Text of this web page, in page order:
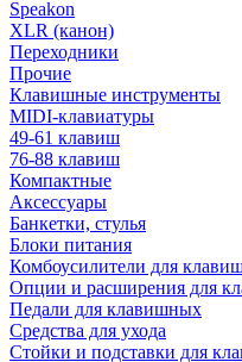
Speakon
XLR (канон)
Переходники
Прочие
Клавишные инструменты
MIDI-клавиатуры
49-61 клавиш
76-88 клавиш
Компактные
Аксессуары
Банкетки, стулья
Блоки питания
Комбоусилители для
Опции и расширения для
Педали для клавишных
Средства для ухода
Стойки и подставки для